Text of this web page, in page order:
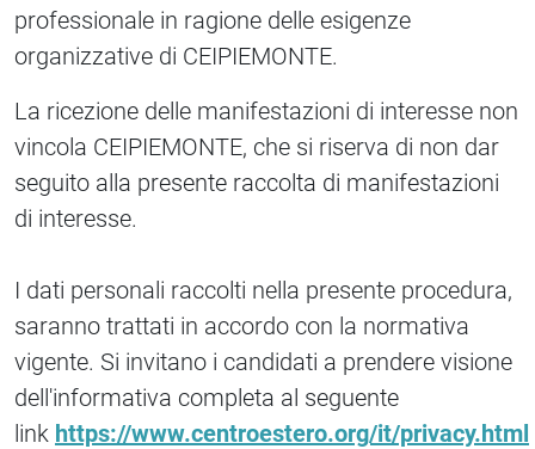
professionale in ragione delle esigenze
organizzative di CEIPIEMONTE.
La ricezione delle manifestazioni di interesse non
vincola CEIPIEMONTE, che si riserva di non dar
seguito alla presente raccolta di manifestazioni
di interesse.
I dati personali raccolti nella presente procedura,
saranno trattati in accordo con la normativa
vigente. Si invitano i candidati a prendere visione
dell'informativa completa al seguente
link https://www.centroestero.org/it/privacy.html